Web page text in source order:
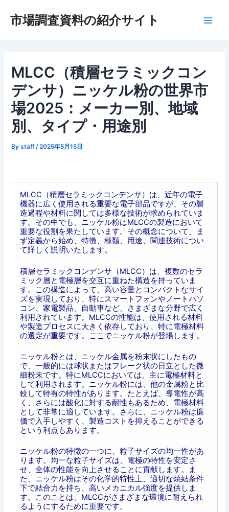
市場調査資料の紹介サイト
MLCC（積層セラミックコン
デンサ）ニッケル粉の世界市
場2025：メーカー別、地域
別、タイプ・用途別
Bystaff /2025年5月15日
MLCC（積層セラミックコンデンサ）は、近年の電子
機器に広く使用される重要な電子部品ですが、その製
造過程や材料に関しては多様な技術が求められていま
す。その中でも、ニッケル粉はMLCCの製造において
重要な役割を果たしています。その概念について、ま
ず定義から始め、特徴、種類、用途、関連技術につい
て詳しく説明いたします。
積層セラミックコンデンサ（MLCC）は、複数のセラ
ミック層と電極層を交互に重ねた構造を持っていま
す。この構造によって、高い容量とコンパクトなサイ
ズを実現しており、特にスマートフォンやノートパソ
コン、家電製品、自動車など、さまざまな分野で広く
利用されています。MLCCの性能は、使用される材料
や製造プロセスに大きく依存しており、特に電極材料
の選定が重要です。ここでニッケル粉が登場します。
ニッケル粉とは、ニッケル金属を粉末状にしたもの
で、一般的には球状またはフレーク状の日立とした微
細粉末です。特にMLCCにおいては、主に電極材料と
して利用されます。ニッケル粉には、他の金属粉と比
較して特有の特性があります。たとえば、導電性が高
く、さらには酸化に対する耐性もあるため、電極材料
として非常に適しています。さらに、ニッケル粉は廉
価で入手しやすく、製造コストを抑えることができる
という利点もあります。
ニッケル粉の特徴の一つに、粒子サイズの均一性があ
ります。均一な粒子サイズは、電極の特性を安定さ
せ、全体の性能を向上させることに貢献します。ま
た、ニッケル粉はその化学的特性上、適切な焼結条件
下で結合力を持ち、高いメカニカル強度を提供しま
す。このことは、MLCCがさまざまな環境に耐えられ
るようにするために重要です。